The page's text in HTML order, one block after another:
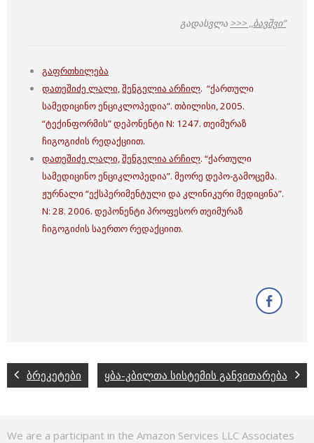
გადასვლა >>> ,,ბავშვი”
გაფრთხილება
დათეშიძე ლალი,შენგელია არჩილ. “ქართული
სამედიცინო ენციკლოპედია”. თბილისი, 2005.
“ტექინფორმის” დეპონენტი N: 1247. თეიმურაზ
ჩიგოგიძის რედაქციით.
დათეშიძე ლალი,შენგელია არჩილ. “ქართული
სამედიცინო ენციკლოპედია”. მეორე დეპო-გამოცემა.
ჟურნალი “ექსპერიმენტული და კლინიკური მედიცინა”.
N: 28. 2006. დეპონენტი პროფესორ თეიმურაზ
ჩიგოგიძის საერთო რედაქციით.
ბრეკეტები ყბა-კბილთა სისტემის განვითარება
We are a participant in the Amazon Services LLC Associates